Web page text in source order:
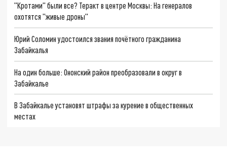
"Кротами" были все? Теракт в центре Москвы: На генералов
охотятся "живые дроны"
Юрий Соломин удостоился звания почётного гражданина
Забайкалья
На один больше: Ононский район преобразовали в округ в
Забайкалье
В Забайкалье установят штрафы за курение в общественных
местах